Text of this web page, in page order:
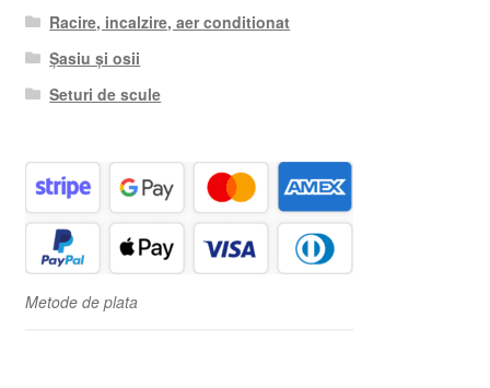
Racire, incalzire, aer conditionat
Șasiu și osii
Seturi de scule
Metode de plata